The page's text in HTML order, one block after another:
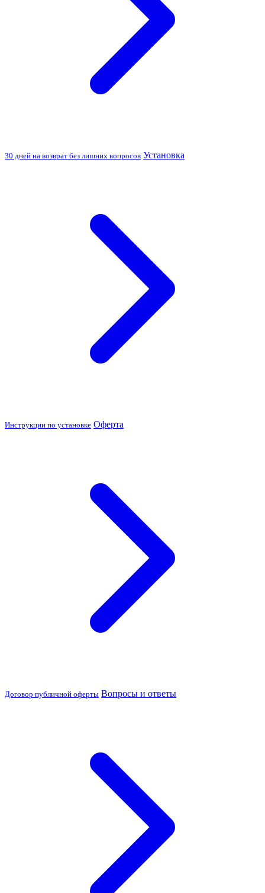
30 дней на возврат без лишних вопросов Установка
Инструкции по установке Оферта
Договор публичной оферты Вопросы и ответы